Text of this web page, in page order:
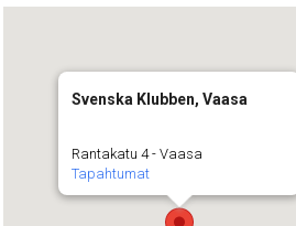
Svenska Klubben, Vaasa
Rantakatu 4 - Vaasa
Tapahtumat